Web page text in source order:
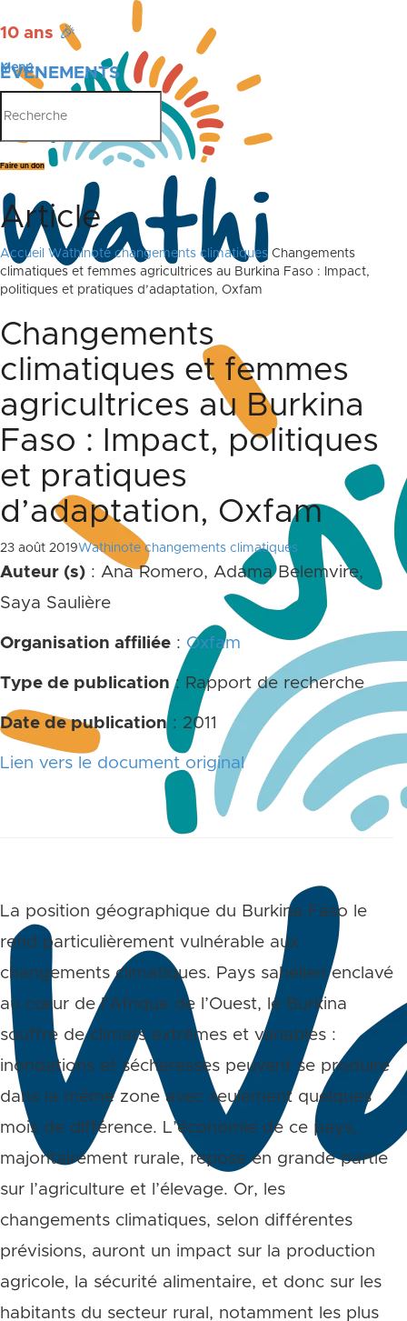
10 ans 🎉
ÉVÉNEMENTS
PUBLICATIONS
Menu
Faire un don
Article
Accueil Wathinote changements climatiques Changements
climatiques et femmes agricultrices au Burkina Faso : Impact,
politiques et pratiques d’adaptation, Oxfam
Changements
climatiques et femmes
agricultrices au Burkina
Faso : Impact, politiques
et pratiques
d’adaptation, Oxfam
23 août 2019Wathinote changements climatiques
Auteur (s) : Ana Romero, Adama Belemvire,
Saya Saulière
Organisation affiliée : Oxfam
Type de publication : Rapport de recherche
Date de publication: 2011
Lien vers le document original
La position géographique du Burkina Faso le
rend particulièrement vulnérable aux
changements climatiques. Pays sahélien enclavé
au cœur de l’Afrique de l’Ouest, le Burkina
souffre de climats extrêmes et variables :
inondations et sécheresses peuvent se produire
dans la même zone avec seulement quelques
mois de différence. L’économie de ce pays,
majoritairement rurale, repose en grande partie
sur l’agriculture et l’élevage. Or, les
changements climatiques, selon différentes
prévisions, auront un impact sur la production
agricole, la sécurité alimentaire, et donc sur les
habitants du secteur rural, notamment les plus